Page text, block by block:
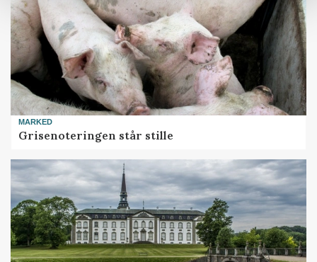
MARKED
Grisenoteringen står stille